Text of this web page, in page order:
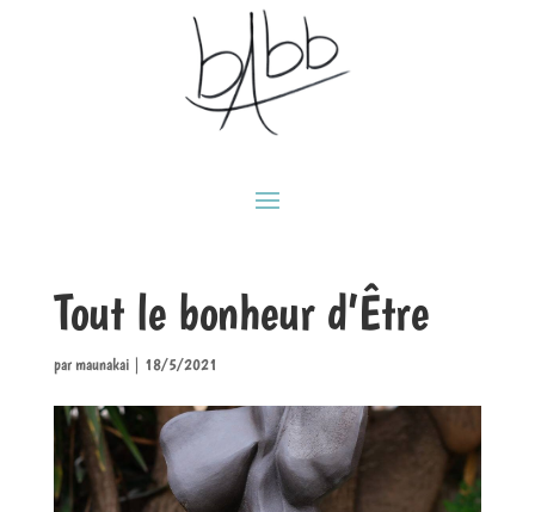
Tout le bonheur d’Être
par maunakai| 18/5/2021